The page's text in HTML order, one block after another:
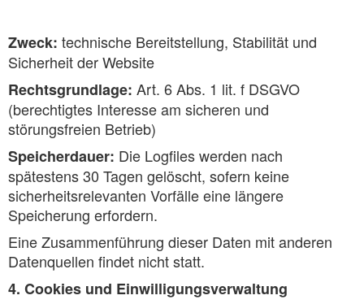
Zweck: technische Bereitstellung, Stabilität und
Sicherheit der Website
Rechtsgrundlage: Art. 6 Abs. 1 lit. f DSGVO
(berechtigtes Interesse am sicheren und
störungsfreien Betrieb)
Speicherdauer: Die Logfiles werden nach
spätestens 30 Tagen gelöscht, sofern keine
sicherheitsrelevanten Vorfälle eine längere
Speicherung erfordern.
Eine Zusammenführung dieser Daten mit anderen
Datenquellen findet nicht statt.
4. Cookies und Einwilligungsverwaltung